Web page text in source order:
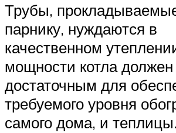
Трубы,
парнику, нуждаются в
качественном
мощности котла
достаточным для
требуемого уровня
самого дома, и теплицы.